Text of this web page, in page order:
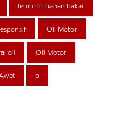
lebih irit bahan bakar
Oli Motor
oil Oli Motor
p